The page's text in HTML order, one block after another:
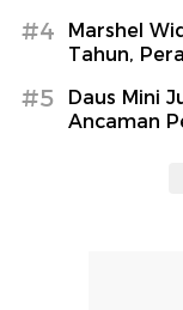
#4
Marshel
Tahun,
#5
Daus Mini
Ancaman